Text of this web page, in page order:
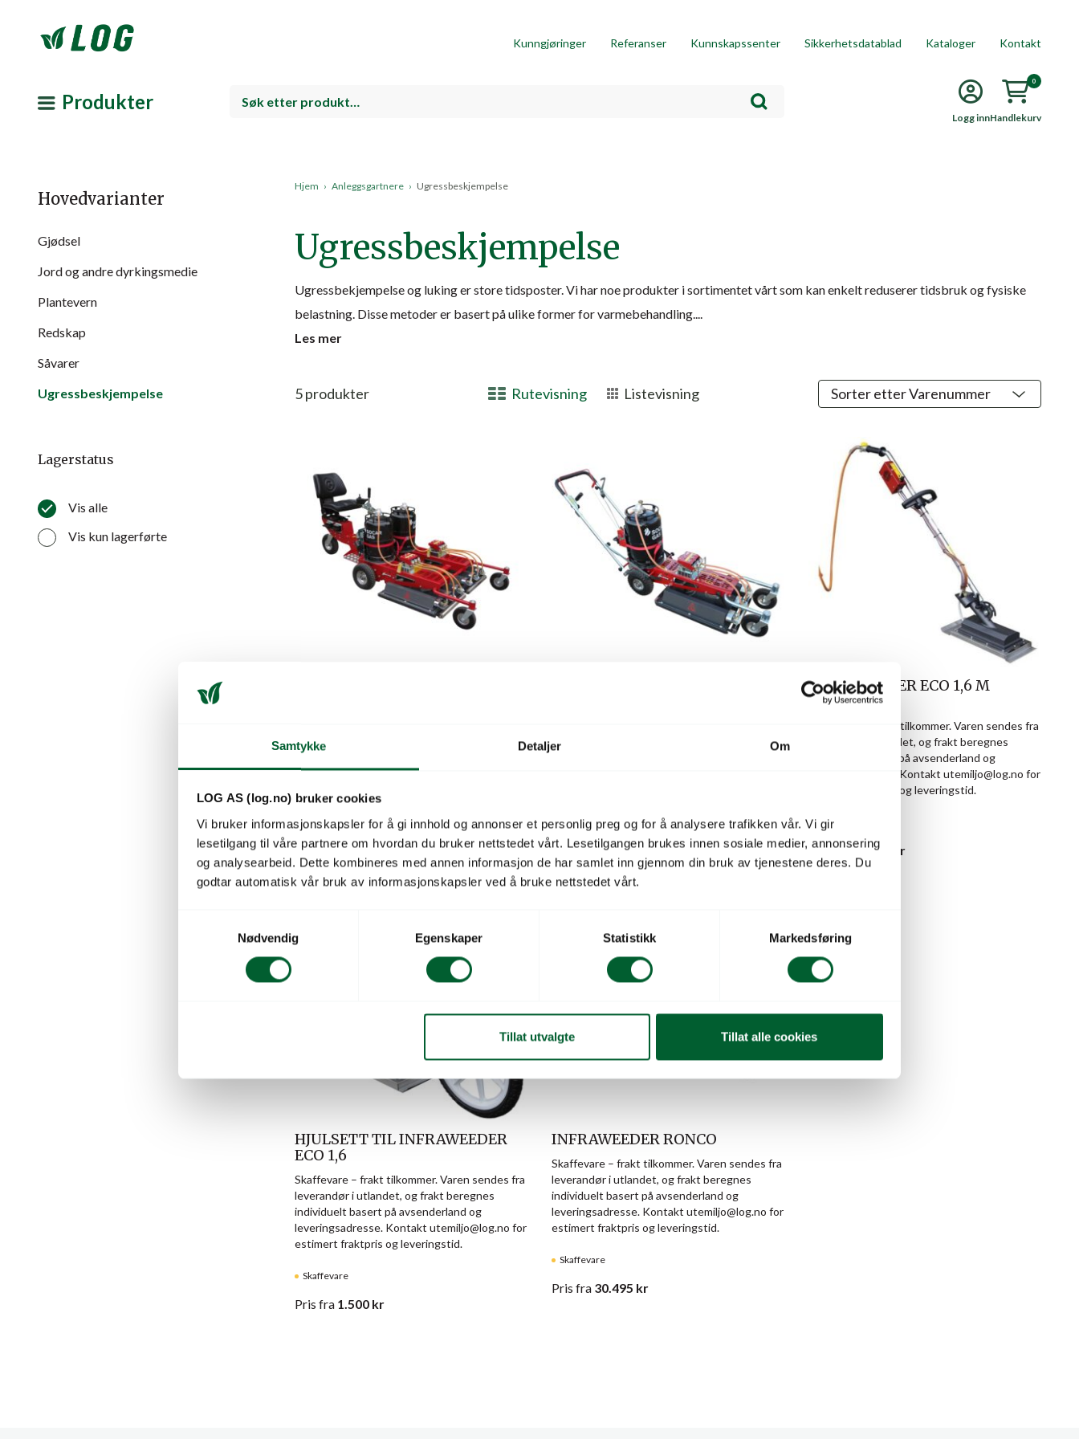
Samtykke Detaljer Om
LOG AS (log.no) bruker cookies
Vi bruker informasjonskapsler for å gi innhold og annonser et personlig preg og for å analysere trafikken vår. Vi gir
lesetilgang til våre partnere om hvordan du bruker nettstedet vårt. Lesetilgangen brukes innen sosiale medier, annonsering
og analysearbeid. Dette kombineres med annen informasjon de har samlet inn gjennom din bruk av tjenestene deres. Du
godtar automatisk vår bruk av informasjonskapsler ved å bruke nettstedet vårt.
v
Nødvendig Egenskaper Statistikk Markedsføring
Tillat utvalgte Tillat alle cookies
Kunngjøringer Referanser Kunnskapssenter Sikkerhetsdatablad Kataloger Kontakt
Produkter
Logg innHandlekurv
0
Hovedvarianter
Gjødsel
Jord og andre dyrkingsmedie
Plantevern
Redskap
Såvarer
Ugressbeskjempelse
Lagerstatus
Vis alle
Vis kun lagerførte
Hjem › Anleggsgartnere › Ugressbeskjempelse
Ugressbeskjempelse
Ugressbekjempelse og luking er store tidsposter. Vi har noe produkter i sortimentet vårt som kan enkelt reduserer tidsbruk og fysiske
belastning. Disse metoder er basert på ulike former for varmebehandling....
Les mer
5produkter Rutevisning Listevisning
Skaffevare
individuelt basert på avsenderland og
leveringsadresse. Kontakt utemiljo@log.no for
estimert fraktpris og leveringstid.
Prisfra 167.883 kr
individuelt basert på avsenderland og
Prisfra 77.682kr
INFRAWEEDER ECO 1,6 M
SLANGE
Skaffevare
Skaffevare – frakt tilkommer. Varen sendes fra
leverandør i utlandet, og frakt beregnes
individuelt basert på avsenderland og
leveringsadresse. Kontakt utemiljo@log.no for
estimert fraktpris og leveringstid.
Prisfra16.808 kr
HJULSETT TIL INFRAWEEDER
ECO 1,6
Skaffevare
Skaffevare – frakt tilkommer. Varen sendes fra
leverandør i utlandet, og frakt beregnes
individuelt basert på avsenderland og
leveringsadresse. Kontakt utemiljo@log.no for
estimert fraktpris og leveringstid.
Pris fra 1.500 kr
INFRAWEEDER RONCO
Skaffevare
Skaffevare – frakt tilkommer. Varen sendes fra
leverandør i utlandet, og frakt beregnes
individuelt basert på avsenderland og
leveringsadresse. Kontakt utemiljo@log.no for
estimert fraktpris og leveringstid.
Pris fra 30.495 kr